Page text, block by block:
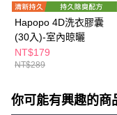
Hapopo 4D洗衣膠囊
(30入)-室內晾曬
NT$179
NT$289
你可能有興趣的商